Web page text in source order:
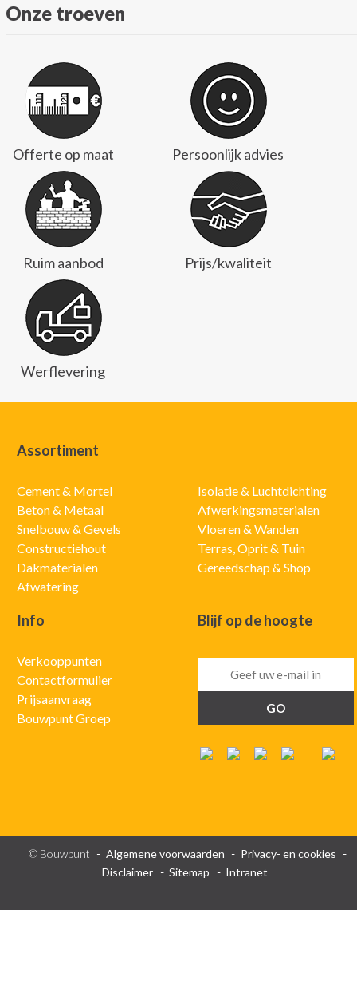
Onze troeven
Offerte op maat Persoonlijk advies
Ruim aanbod Prijs/kwaliteit
Werflevering
Assortiment
Cement & Mortel
Beton & Metaal
Snelbouw & Gevels
Constructiehout
Dakmaterialen
Afwatering
Isolatie & Luchtdichting
Afwerkingsmaterialen
Vloeren & Wanden
Terras, Oprit & Tuin
Gereedschap & Shop
Info
Verkooppunten
Contactformulier
Prijsaanvraag
Bouwpunt Groep
Blijf op de hoogte
© Bouwpunt Algemene voorwaarden
Privacy- en cookies
Disclaimer
Sitemap Intranet